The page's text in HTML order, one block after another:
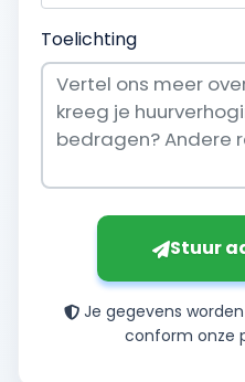
Toelichting
Stuur
Je gegevens
conform onze